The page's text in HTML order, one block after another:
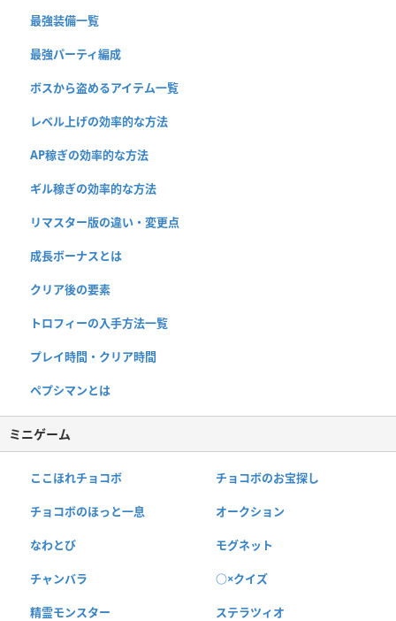
最強装備一覧
最強パーティ編成
ボスから盗めるアイテム一覧
レベル上げの効率的な方法
AP稼ぎの効率的な方法
ギル稼ぎの効率的な方法
リマスター版の違い・変更点
成長ボーナスとは
クリア後の要素
トロフィーの入手方法一覧
プレイ時間・クリア時間
ペプシマンとは
ミニゲーム
ここほれチョコボ チョコボのお宝探し
チョコボのほっと一息 オークション
なわとび モグネット
チャンバラ ○×クイズ
精霊モンスター ステラツィオ